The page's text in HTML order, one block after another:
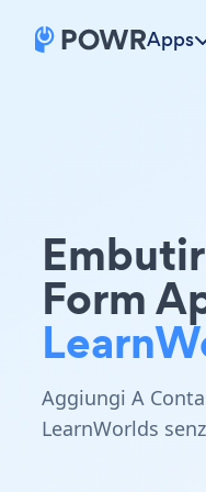
Apps
Form
Aggiungi A
LearnWorlds